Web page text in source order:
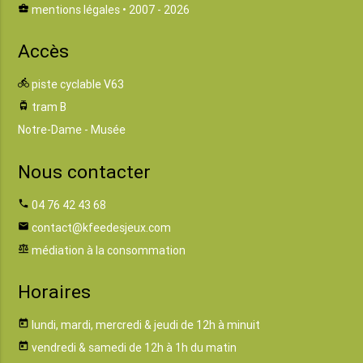
business_center mentions légales • 2007 - 2026
Accès
directions_bike piste cyclable V63
tram tram B
Notre-Dame - Musée
Nous contacter
phone 04 76 42 43 68
email contact@kfeedesjeux.com
balance médiation à la consommation
Horaires
today lundi, mardi, mercredi & jeudi de 12h à minuit
today vendredi & samedi de 12h à 1h du matin